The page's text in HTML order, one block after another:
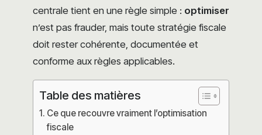
centrale tient en une règle simple : optimiser
n’est pas frauder, mais toute stratégie fiscale
doit rester cohérente, documentée et
conforme aux règles applicables.
Table des matières
Ce que recouvre vraiment l’optimisation
fiscale